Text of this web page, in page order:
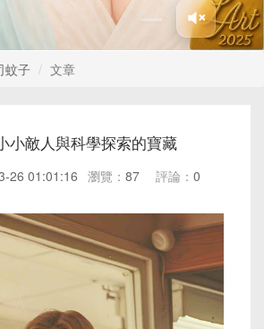
蚊子 文章
小敵人與科學探索的寶藏
26 01:01:16 瀏覽： 87 評論： 0